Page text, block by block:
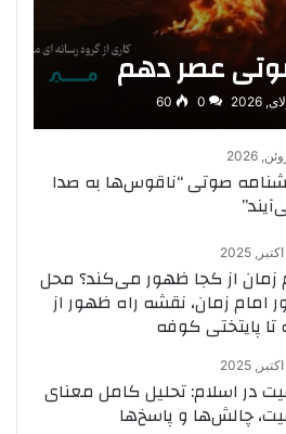
عصر دهم
0
60
صوتی “ناقوس‌ها به صدا
زمان از کجا ظهور می‌کند؟ محل
امام زمان، نقشه راه ظهور از
پایتختی کوفه
در اسلام: تحلیل کامل معنای
چالش‌ها و پاسخ‌ها